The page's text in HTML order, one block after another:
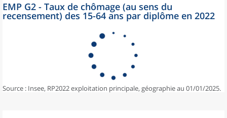
EMP G2 - Taux de chômage (au sens du
recensement) des 15-64 ans par diplôme en 2022
Source : Insee, RP2022 exploitation principale, géographie au 01/01/2025.